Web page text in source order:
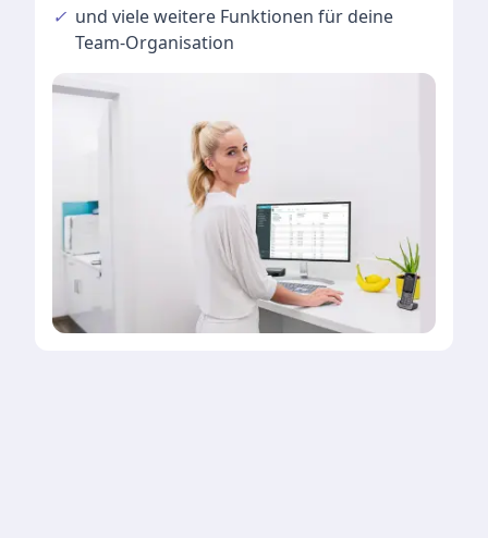
✓ und vieleweitere Funktionen für deine
Team-Organisation